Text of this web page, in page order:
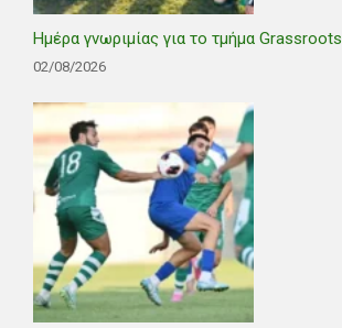
Ημέρα γνωριμίας για το τμήμα Grassroots
02/08/2026